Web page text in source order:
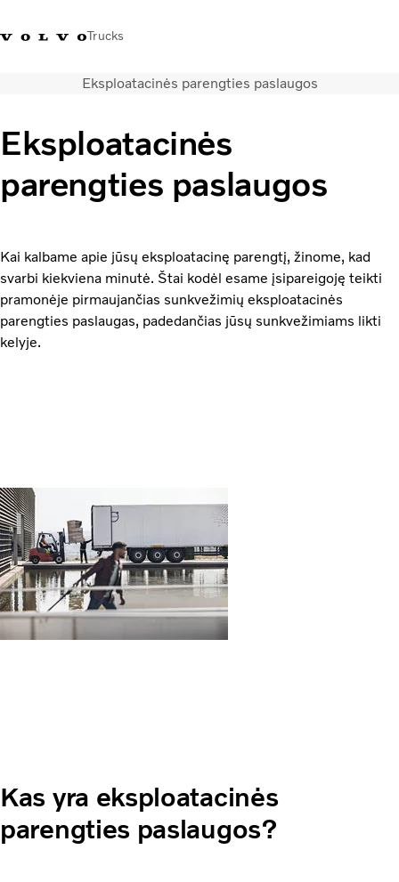
Trucks
+ 370 610 19991Volvo Trucks parduotuvėPrisijungtiLietuva
Transporto sprendimai
Paslaugos
Naujienos
Apie mus
Eksploatacinės parengties paslaugos
Eksploatacinės
parengties paslaugos
Kai kalbame apie jūsų eksploatacinę parengtį, žinome, kad
svarbi kiekviena minutė. Štai kodėl esame įsipareigoję teikti
pramonėje pirmaujančias sunkvežimių eksploatacinės
parengties paslaugas, padedančias jūsų sunkvežimiams likti
kelyje.
Kas yra eksploatacinės
parengties paslaugos?